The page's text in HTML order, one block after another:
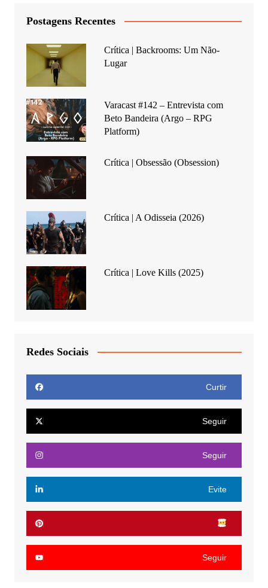
Postagens Recentes
Crítica | Backrooms: Um Não-
Lugar
Varacast #142 – Entrevista com
Beto Bandeira (Argo – RPG
Platform)
Crítica | Obsessão (Obsession)
Crítica | A Odisseia (2026)
Crítica | Love Kills (2025)
Redes Sociais
Curtir
Seguir
Seguir
Evite
Seguir